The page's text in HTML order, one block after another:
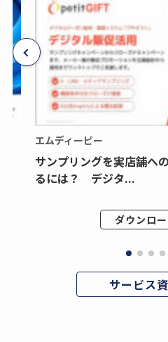
エムディーピー
サンプリングを実店舗へ
るには？ デジタ...
ダウンロ
サービス